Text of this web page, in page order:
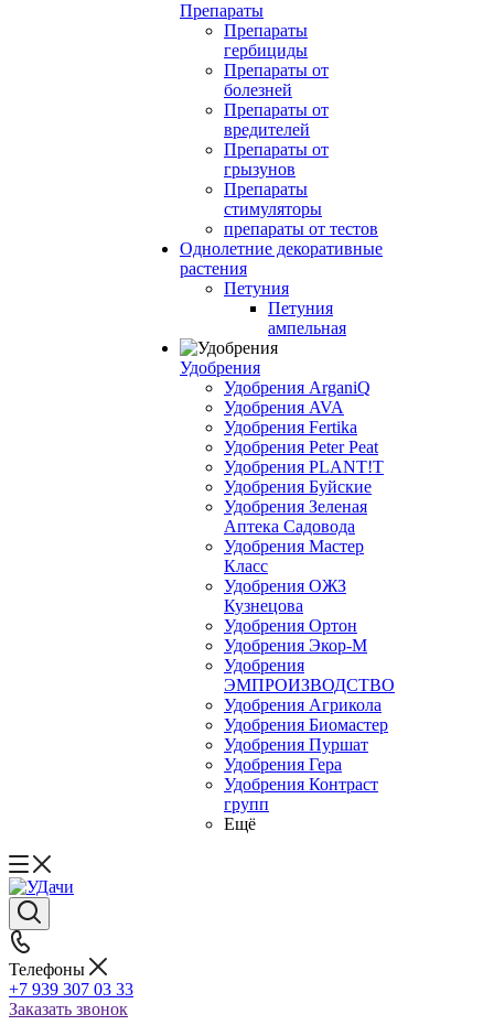
Препараты
Препараты
гербициды
Препараты от
болезней
Препараты от
вредителей
Препараты от
грызунов
Препараты
стимуляторы
препараты от тестов
Однолетние декоративные
растения
Петуния
Петуния
ампельная
Удобрения
Удобрения ArganiQ
Удобрения AVA
Удобрения Fertika
Удобрения Peter Peat
Удобрения PLANT!T
Удобрения Буйские
Удобрения Зеленая
Аптека Садовода
Удобрения Мастер
Класс
Удобрения ОЖЗ
Кузнецова
Удобрения Ортон
Удобрения Экор-М
Удобрения
ЭМПРОИЗВОДСТВО
Удобрения Агрикола
Удобрения Биомастер
Удобрения Пуршат
Удобрения Гера
Удобрения Контраст
групп
Ещё
Телефоны
+7 939 307 03 33
Заказать звонок